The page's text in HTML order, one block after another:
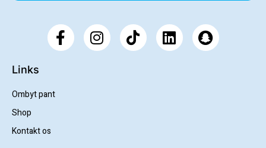
Links
Ombyt pant
Shop
Kontakt os